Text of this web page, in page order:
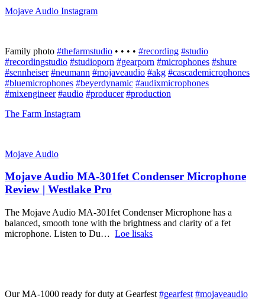
Mojave Audio Instagram
Family photo #thefarmstudio • • • • #recording #studio
#recordingstudio #studioporn #gearporn #microphones #shure
#sennheiser #neumann #mojaveaudio #akg #cascademicrophones
#bluemicrophones #beyerdynamic #audixmicrophones
#mixengineer #audio #producer #production
The Farm Instagram
Mojave Audio
Mojave Audio MA-301fet Condenser Microphone
Review | Westlake Pro
The Mojave Audio MA-301fet Condenser Microphone has a
balanced, smooth tone with the brightness and clarity of a fet
microphone. Listen to Du… Loe lisaks
Our MA-1000 ready for duty at Gearfest #gearfest #mojaveaudio